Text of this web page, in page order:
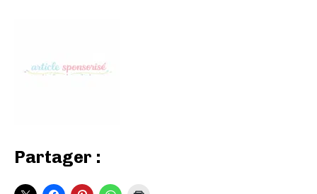
Partager :